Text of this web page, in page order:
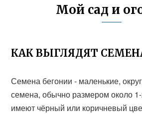
Мой сад и
КАК ВЫГЛЯДЯТ
Семена бегонии - маленькие,
семена, обычно размером около
имеют чёрный или коричневый